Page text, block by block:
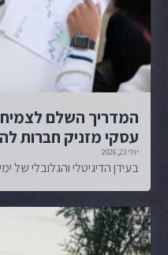
המדריך השלם
עסקי מזניק חברות
יולי 23, 2026
בעידן הדיגיטלי והגלובלי של